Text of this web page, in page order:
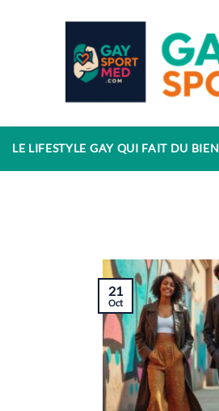
LE LIFESTYLE GAY QUI FAIT DU BIEN
21
Oct